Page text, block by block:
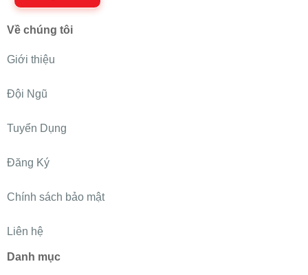
Về chúng tôi
Giới thiệu
Đội Ngũ
Tuyển Dụng
Đăng Ký
Chính sách bảo mật
Liên hệ
Danh mục